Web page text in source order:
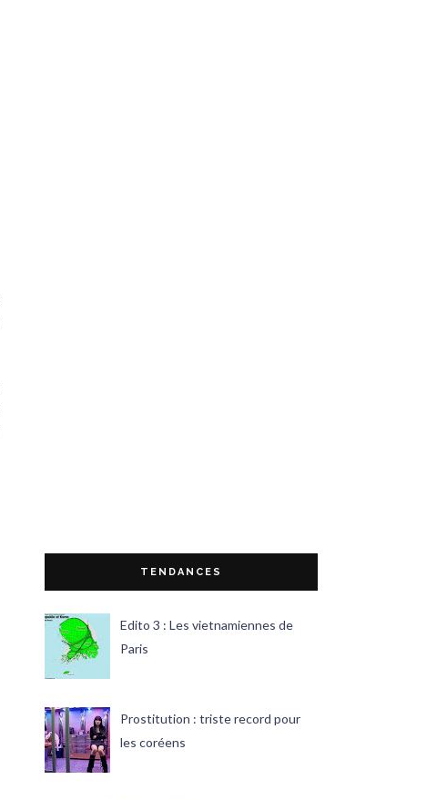
TENDANCES
Edito 3 : Les vietnamiennes de
Paris
Prostitution : triste record pour
les coréens